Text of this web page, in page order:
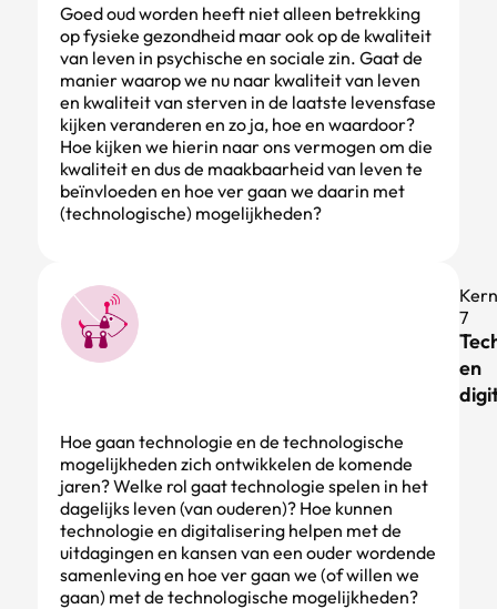
Goed oud worden heeft niet alleen betrekking
op fysieke gezondheid maar ook op de kwaliteit
van leven in psychische en sociale zin. Gaat de
manier waarop we nu naar kwaliteit van leven
en kwaliteit van sterven in de laatste levensfase
kijken veranderen en zo ja, hoe en waardoor?
Hoe kijken we hierin naar ons vermogen om die
kwaliteit en dus de maakbaarheid van leven te
beïnvloeden en hoe ver gaan we daarin met
(technologische) mogelijkheden?
7
en
Hoe gaan technologie en de technologische
mogelijkheden zich ontwikkelen de komende
jaren? Welke rol gaat technologie spelen in het
dagelijks leven (van ouderen)? Hoe kunnen
technologie en digitalisering helpen met de
uitdagingen en kansen van een ouder wordende
samenleving en hoe ver gaan we (of willen we
gaan) met de technologische mogelijkheden?